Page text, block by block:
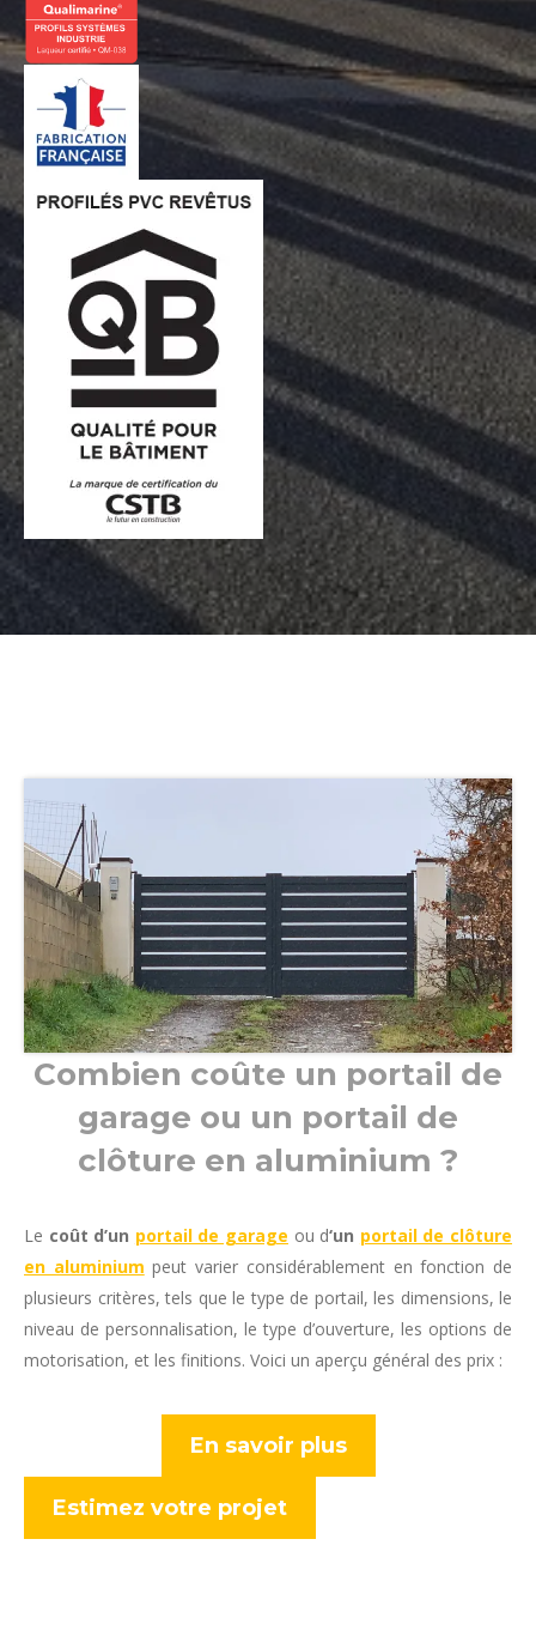
Combien coûte un portail de
garage ou un portail de
clôture en aluminium ?
Le coût d’un portail de garage ou d‘un portail de clôture
en aluminium peut varier considérablement en fonction de
plusieurs critères, tels que le type de portail, les dimensions, le
niveau de personnalisation, le type d’ouverture, les options de
motorisation, et les finitions. Voici un aperçu général des prix :
En savoir plus
Estimez votre projet